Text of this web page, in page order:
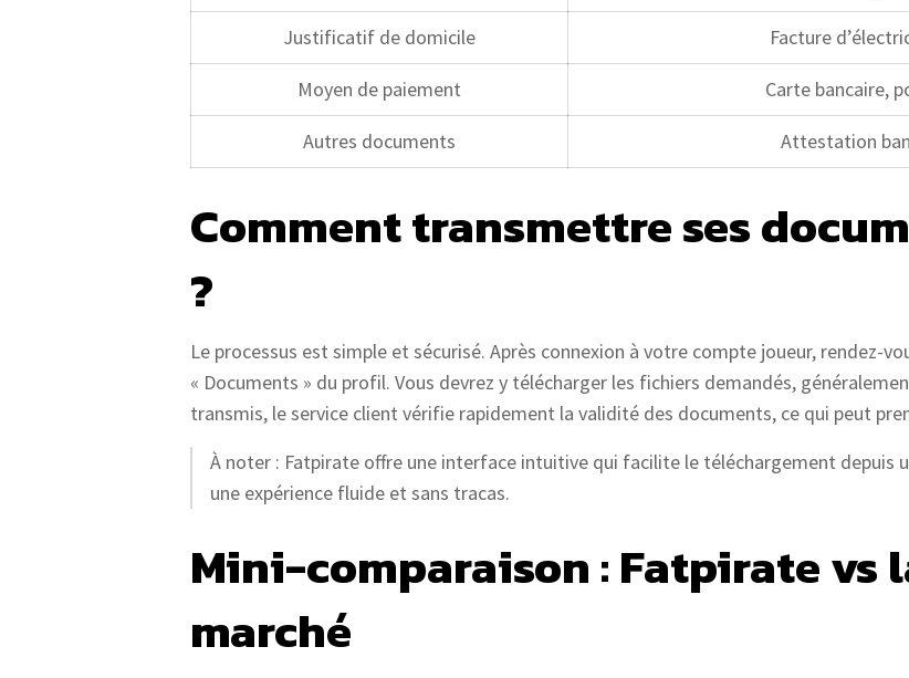
Justificatif de domicile Facture
Moyen de paiement Carte bancaire,
Autres documents Attestation
Comment transmettre ses
?
Le processus est simple et sécurisé. Après connexion à votre compte joueur, rendez-
« Documents » du profil. Vous devrez y télécharger les fichiers demandés,
transmis, le service client vérifie rapidement la validité des documents, ce qui peut
À noter : Fatpirate offre une interface intuitive qui facilite le téléchargement depuis
une expérience fluide et sans tracas.
Mini-comparaison : Fatpirate vs
marché